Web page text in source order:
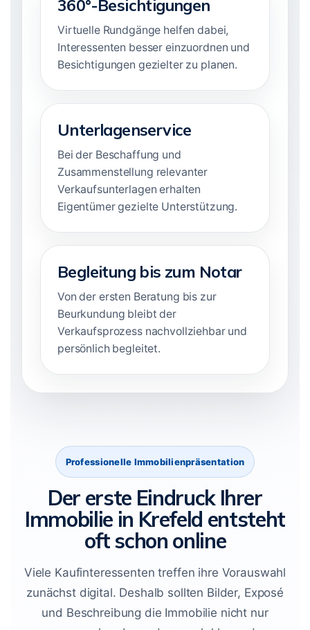
360°-Besichtigungen
Virtuelle Rundgänge helfen dabei,
Interessenten besser einzuordnen und
Besichtigungen gezielter zu planen.
Unterlagenservice
Bei der Beschaffung und
Zusammenstellung relevanter
Verkaufsunterlagen erhalten
Eigentümer gezielte Unterstützung.
Begleitung bis zum Notar
Von der ersten Beratung bis zur
Beurkundung bleibt der
Verkaufsprozess nachvollziehbar und
persönlich begleitet.
Professionelle Immobilienpräsentation
Der erste Eindruck Ihrer
Immobilie in Krefeld entsteht
oft schon online
Viele Kaufinteressenten treffen ihre Vorauswahl
zunächst digital. Deshalb sollten Bilder, Exposé
und Beschreibung die Immobilie nicht nur